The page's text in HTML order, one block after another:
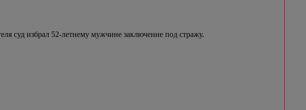
суд избрал 52-летнему мужчине заключение под стражу.